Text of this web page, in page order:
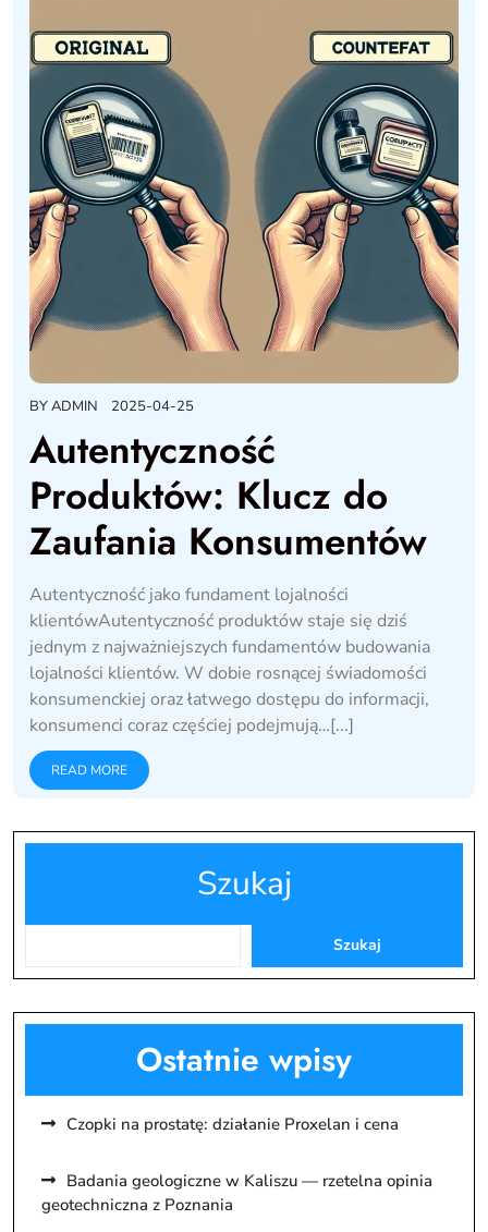
BYADMIN 2025-04-25
Autentyczność
Produktów: Klucz do
Zaufania Konsumentów
Autentyczność jako fundament lojalności
klientówAutentyczność produktów staje się dziś
jednym z najważniejszych fundamentów budowania
lojalności klientów. W dobie rosnącej świadomości
konsumenckiej oraz łatwego dostępu do informacji,
konsumenci coraz częściej podejmują…[...]
READ MORE
Szukaj
Szukaj
Ostatnie wpisy
Czopki na prostatę: działanie Proxelan i cena
Badania geologiczne w Kaliszu — rzetelna opinia
geotechniczna z Poznania